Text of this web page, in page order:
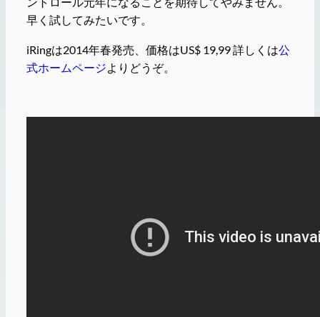
早く試してみたいです。
iRingは2014年春発売、価格はUS$ 19,99 詳しくは公
式ホームページ よりどうぞ。